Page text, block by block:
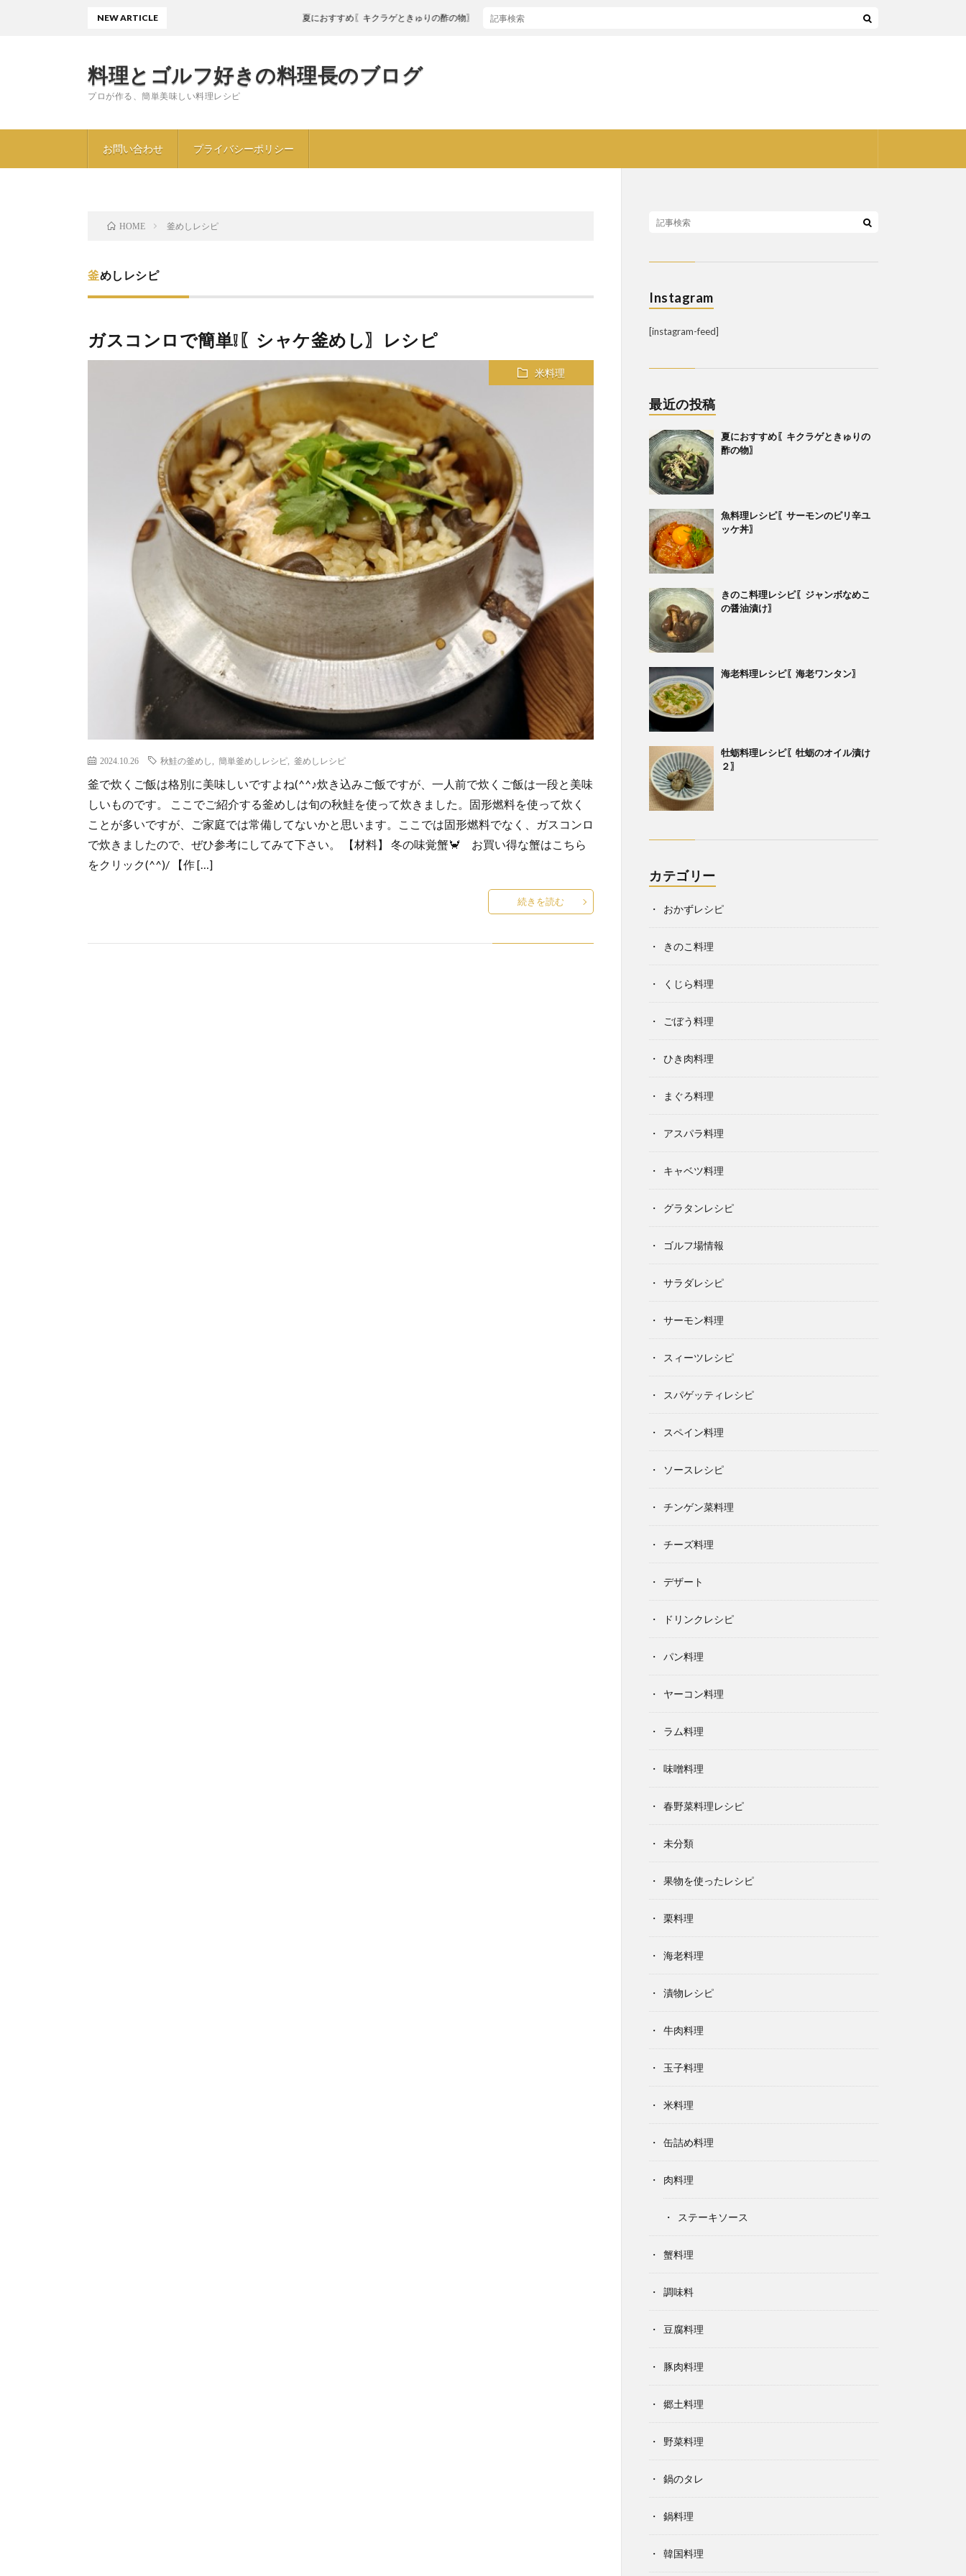
料理とゴルフ好きの料理長のブログ
プロが作る、簡単美味しい料理レシピ
お問い合わせ プライバシーポリシー
NEW ARTICLE 夏におすすめ〖キクラゲときゅりの酢の物〗
HOME 釜めしレシピ
釜めしレシピ
ガスコンロで簡単❕〖シャケ釜めし〗レシピ
米料理
2024.10.26 秋鮭の釜めし 簡単釜めしレシピ 釜めしレシピ
釜で炊くご飯は格別に美味しいですよね(^^♪炊き込みご飯ですが、一人前で炊くご飯は一段と美味
しいものです。 ここでご紹介する釜めしは旬の秋鮭を使って炊きました。固形燃料を使って炊く
ことが多いですが、ご家庭では常備してないかと思います。ここでは固形燃料でなく、ガスコンロ
で炊きましたので、ぜひ参考にしてみて下さい。 【材料】 冬の味覚蟹🦀 お買い得な蟹はこちら
をクリック(^^)/ 【作 […]
続きを読む
Instagram
[instagram-feed]
最近の投稿
夏におすすめ〖キクラゲときゅりの
酢の物〗
魚料理レシピ〖サーモンのピリ辛ユ
ッケ丼〗
きのこ料理レシピ〖ジャンボなめこ
の醤油漬け〗
海老料理レシピ〖海老ワンタン〗
牡蛎料理レシピ〖牡蛎のオイル漬け
２〗
カテゴリー
おかずレシピ
きのこ料理
くじら料理
ごぼう料理
ひき肉料理
まぐろ料理
アスパラ料理
キャベツ料理
グラタンレシピ
ゴルフ場情報
サラダレシピ
サーモン料理
スィーツレシピ
スパゲッティレシピ
スペイン料理
ソースレシピ
チンゲン菜料理
チーズ料理
デザート
ドリンクレシピ
パン料理
ヤーコン料理
ラム料理
味噌料理
春野菜料理レシピ
未分類
果物を使ったレシピ
栗料理
海老料理
漬物レシピ
牛肉料理
玉子料理
米料理
缶詰め料理
肉料理
ステーキソース
蟹料理
調味料
豆腐料理
豚肉料理
郷土料理
野菜料理
鍋のタレ
鍋料理
韓国料理